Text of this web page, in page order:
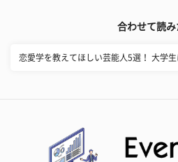
合わせて読み
恋愛学を教えてほしい芸能人5選！ 大学